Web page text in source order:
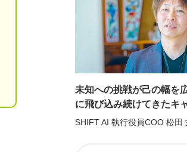
未知への挑戦が己の幅を
に飛び込み続けてきたキ
SHIFT AI 執行役員COO 松田